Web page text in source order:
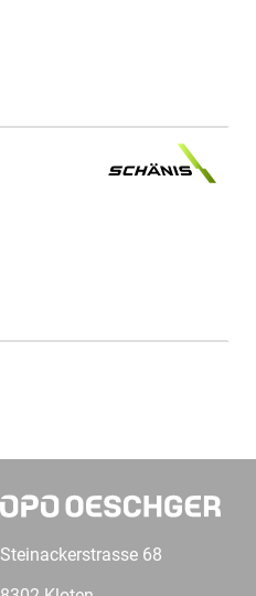
Steinackerstrasse 68